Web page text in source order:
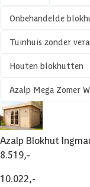
Dakoverstek
Materiaal dak
Soort isolatie
Onbehandelde
Tuinhuis zonder
Houten blokhutten
Azalp Mega Zomer
Azalp Blokhut
8.519,-
10.022,-